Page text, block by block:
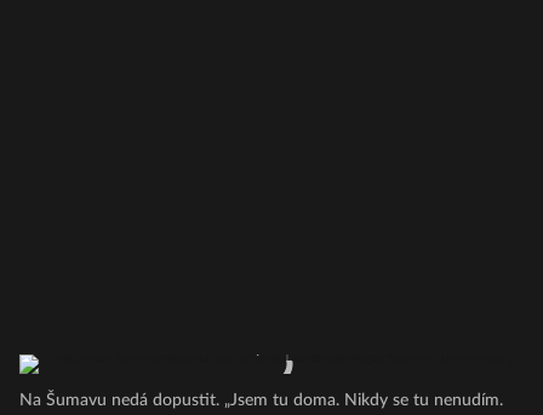
Na Šumavu nedá dopustit. „Jsem tu doma. Nikdy se tu nenudím.